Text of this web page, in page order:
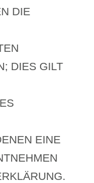
DIE
DIES GILT
EINE